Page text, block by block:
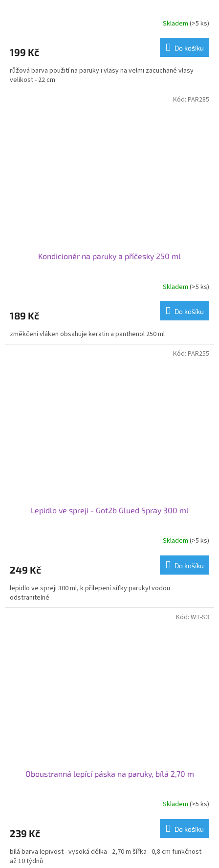
Skladem (>5 ks)
199 Kč Do košíku
růžová barva použití na paruky i vlasy na velmi zacuchané vlasy
velikost - 22 cm
Kondicionér na paruky a příčesky 250 ml
Skladem (>5 ks)
189 Kč Do košíku
změkčení vláken obsahuje keratin a panthenol 250 ml
Kód: PAR285
Lepidlo ve spreji - Got2b Glued Spray 300 ml
Skladem (>5 ks)
249 Kč Do košíku
lepidlo ve spreji 300 ml, k přilepení síťky paruky! vodou
odstranitelné
Kód: PAR255
Oboustranná lepící páska na paruky, bílá 2,70 m
Skladem (>5 ks)
239 Kč Do košíku
bílá barva lepivost - vysoká délka - 2,70 m šířka - 0,8 cm funkčnost -
až 10 týdnů
Kód: WT-S3